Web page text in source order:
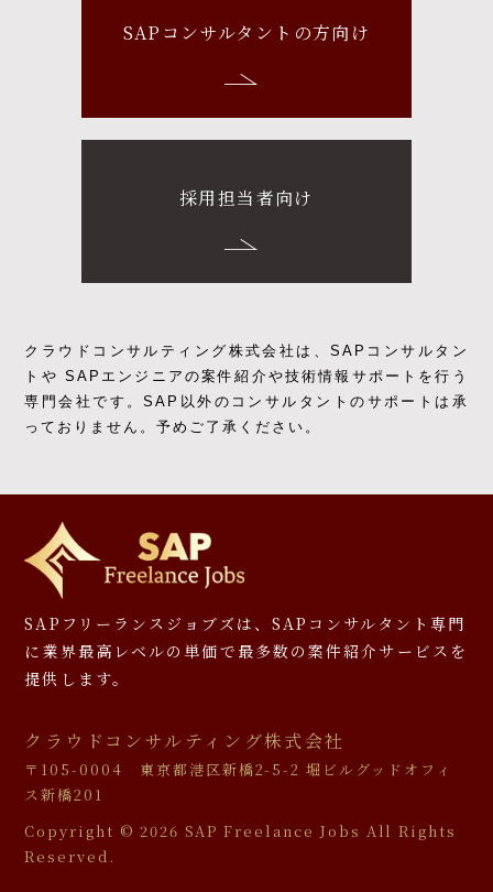
SAPコンサルタントの方向け
採用担当者向け
クラウドコンサルティング株式会社は、SAPコンサルタン
トや SAPエンジニアの案件紹介や技術情報サポートを行う
専門会社です。SAP以外のコンサルタントのサポートは承
っておりません。予めご了承ください。
SAPフリーランスジョブズは、SAPコンサルタント専門
に 業界最高レベルの単価で最多数の案件紹介サービスを
提供します。
クラウドコンサルティング株式会社
〒105-0004 東京都港区新橋2-5-2 堀ビルグッドオフィ
ス新橋201
Copyright © 2026 SAP Freelance Jobs All Rights
Reserved.